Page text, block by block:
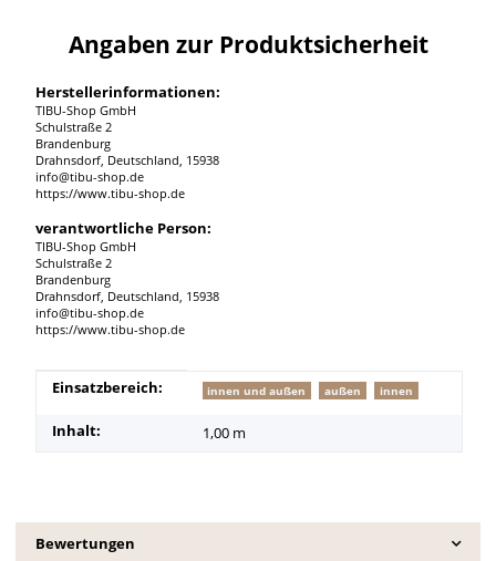
Angaben zur Produktsicherheit
Herstellerinformationen:
TIBU-Shop GmbH
Schulstraße 2
Brandenburg
Drahnsdorf, Deutschland, 15938
info@tibu-shop.de
https://www.tibu-shop.de
verantwortliche Person:
TIBU-Shop GmbH
Schulstraße 2
Brandenburg
Drahnsdorf, Deutschland, 15938
info@tibu-shop.de
https://www.tibu-shop.de
Produkteigenschaft
Wert
Einsatzbereich: innen und außen außen innen
Inhalt: 1,00 m
Bewertungen